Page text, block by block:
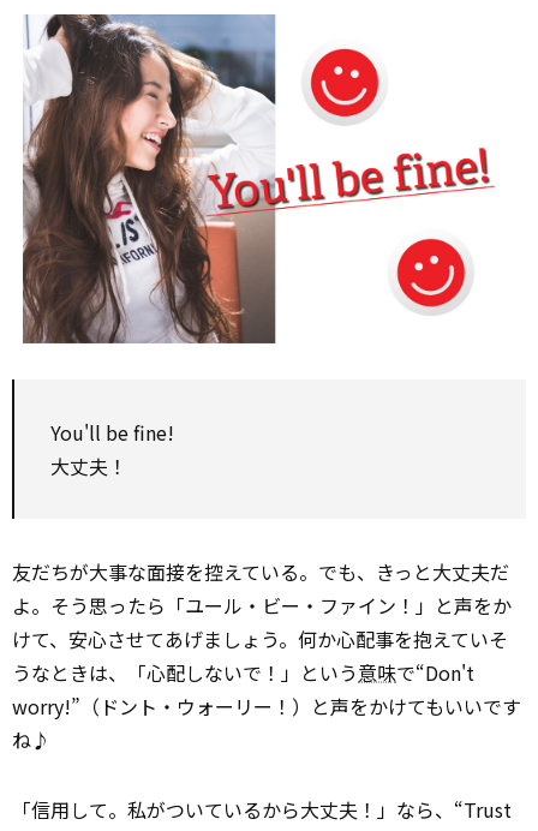
You'll be fine!
大丈夫！
友だちが大事な面接を控えている。でも、きっと大丈夫だ
よ。そう思ったら「ユール・ビー・ファイン！」と声をか
けて、安心させてあげましょう。何か心配事を抱えていそ
うなときは、「心配しないで！」という意味で“Don't
worry!”（ドント・ウォーリー！）と声をかけてもいいです
ね♪
「信用して。私がついているから大丈夫！」なら、“Trust